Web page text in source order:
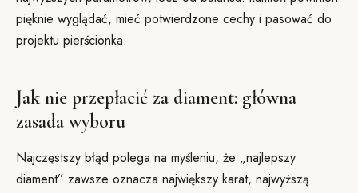
pięknie wyglądać, mieć potwierdzone cechy i pasować do
projektu pierścionka.
Jak nie przepłacić za diament: główna
zasada wyboru
Najczęstszy błąd polega na myśleniu, że „najlepszy
diament” zawsze oznacza największy karat, najwyższą